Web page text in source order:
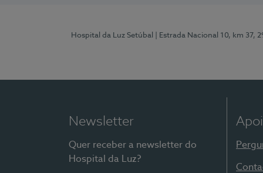
Hospital da Luz Setúbal | Estrada Nacional 10, km 37,
Newsletter
Quer receber a newsletter do
Hospital da Luz?